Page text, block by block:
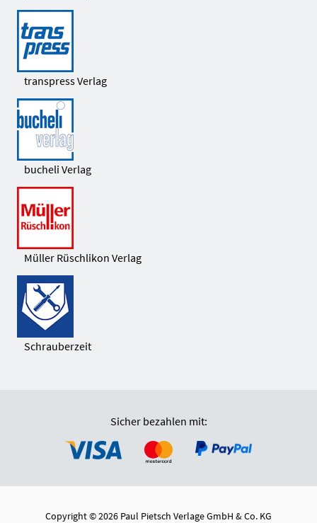
transpress Verlag
bucheli Verlag
Müller Rüschlikon Verlag
Schrauberzeit
Sicher bezahlen mit:
Copyright © 2026 Paul Pietsch Verlage GmbH & Co. KG